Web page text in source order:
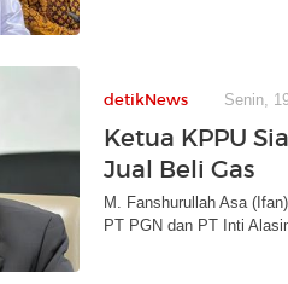
detikNews Senin,
Ketua KPPU
Jual Beli Gas
M. Fanshurullah Asa
PT PGN dan PT Inti